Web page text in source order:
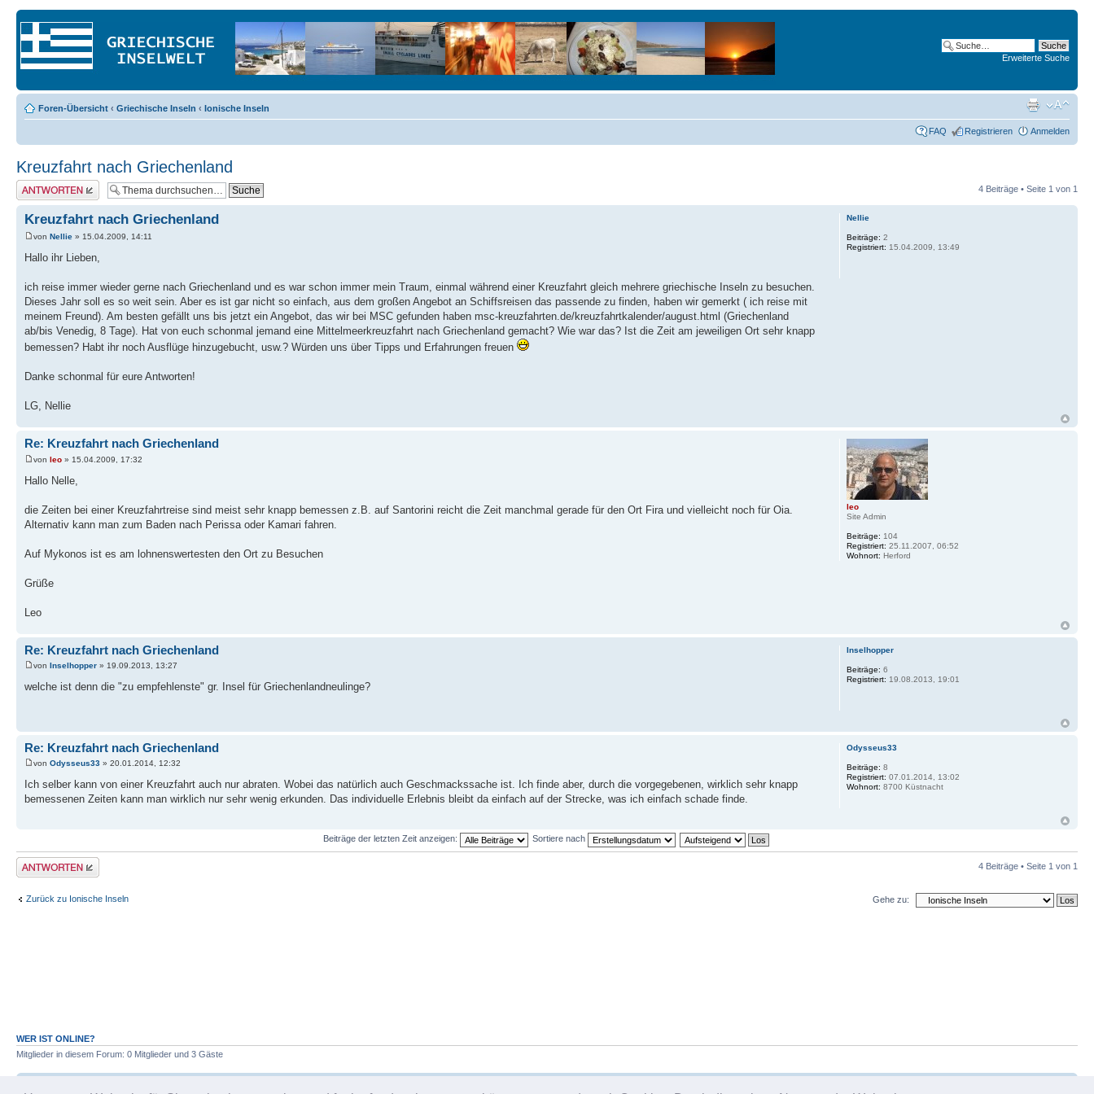
Erweiterte Suche
Foren-Übersicht ‹ Griechische Inseln ‹ Ionische Inseln
FAQ Registrieren Anmelden
Kreuzfahrt nach Griechenland
Antwort erstellen 4 Beiträge • Seite 1 von 1
Kreuzfahrt nach Griechenland
von Nellie » 15.04.2009, 14:11
Hallo ihr Lieben,
ich reise immer wieder gerne nach Griechenland und es war schon immer mein Traum, einmal während einer Kreuzfahrt gleich mehrere griechische Inseln zu besuchen.
Dieses Jahr soll es so weit sein. Aber es ist gar nicht so einfach, aus dem großen Angebot an Schiffsreisen das passende zu finden, haben wir gemerkt ( ich reise mit
meinem Freund). Am besten gefällt uns bis jetzt ein Angebot, das wir bei MSC gefunden haben msc-kreuzfahrten.de/kreuzfahrtkalender/august.html (Griechenland
ab/bis Venedig, 8 Tage). Hat von euch schonmal jemand eine Mittelmeerkreuzfahrt nach Griechenland gemacht? Wie war das? Ist die Zeit am jeweiligen Ort sehr knapp
bemessen? Habt ihr noch Ausflüge hinzugebucht, usw.? Würden uns über Tipps und Erfahrungen freuen
Danke schonmal für eure Antworten!
LG, Nellie
Nellie
Beiträge: 2
Registriert: 15.04.2009, 13:49
Re: Kreuzfahrt nach Griechenland
von leo » 15.04.2009, 17:32
Hallo Nelle,
die Zeiten bei einer Kreuzfahrtreise sind meist sehr knapp bemessen z.B. auf Santorini reicht die Zeit manchmal gerade für den Ort Fira und vielleicht noch für Oia.
Alternativ kann man zum Baden nach Perissa oder Kamari fahren.
Auf Mykonos ist es am lohnenswertesten den Ort zu Besuchen
Grüße
Leo
leo
Site Admin
Beiträge: 104
Registriert: 25.11.2007, 06:52
Wohnort: Herford
Re: Kreuzfahrt nach Griechenland
von Inselhopper » 19.09.2013, 13:27
welche ist denn die "zu empfehlenste" gr. Insel für Griechenlandneulinge?
Inselhopper
Beiträge: 6
Registriert: 19.08.2013, 19:01
Re: Kreuzfahrt nach Griechenland
von Odysseus33 » 20.01.2014, 12:32
Ich selber kann von einer Kreuzfahrt auch nur abraten. Wobei das natürlich auch Geschmackssache ist. Ich finde aber, durch die vorgegebenen, wirklich sehr knapp
bemessenen Zeiten kann man wirklich nur sehr wenig erkunden. Das individuelle Erlebnis bleibt da einfach auf der Strecke, was ich einfach schade finde.
Odysseus33
Beiträge: 8
Registriert: 07.01.2014, 13:02
Wohnort: 8700 Küstnacht
Beiträge der letzten Zeit anzeigen: Sortiere nach
Antwort erstellen 4 Beiträge • Seite 1 von 1
Zurück zu Ionische Inseln Gehe zu:
WER IST ONLINE?
Mitglieder in diesem Forum: 0 Mitglieder und 3 Gäste